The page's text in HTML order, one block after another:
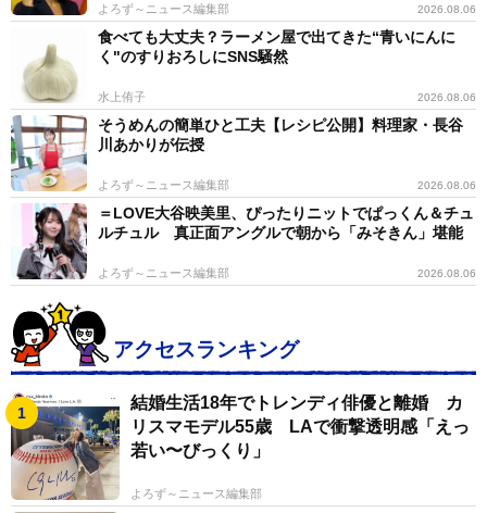
よろず～ニュース編集部 2026.08.06
食べても大丈夫？ラーメン屋で出てきた“青いにんに
く"のすりおろしにSNS騒然
水上侑子 2026.08.06
そうめんの簡単ひと工夫【レシピ公開】料理家・長谷
川あかりが伝授
よろず～ニュース編集部 2026.08.06
＝LOVE大谷映美里、ぴったりニットでぱっくん＆チュ
ルチュル 真正面アングルで朝から「みそきん」堪能
よろず～ニュース編集部 2026.08.06
アクセスランキング
結婚生活18年でトレンディ俳優と離婚 カ
リスマモデル55歳 LAで衝撃透明感「えっ
若い〜びっくり」
よろず～ニュース編集部